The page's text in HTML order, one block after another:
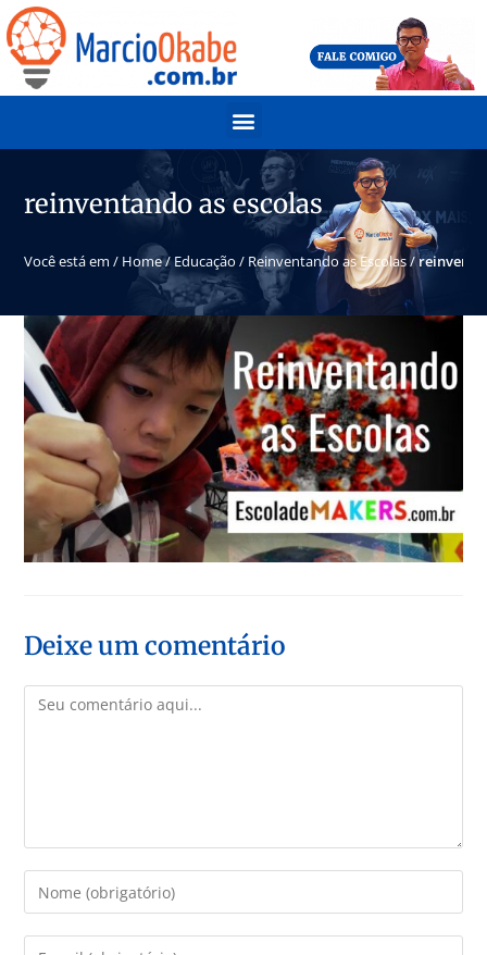
reinventando as escolas
Você está em / Home/Educação / Reinventando as Escolas/
Deixe um comentário